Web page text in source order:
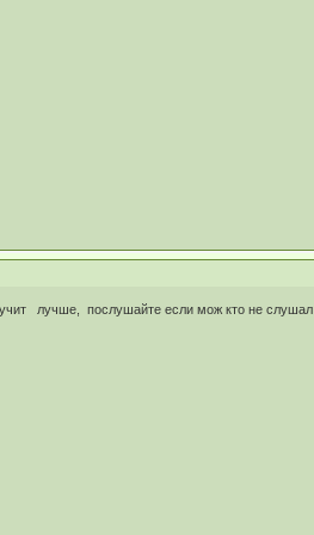
лучше, послушайте если мож кто не слушал